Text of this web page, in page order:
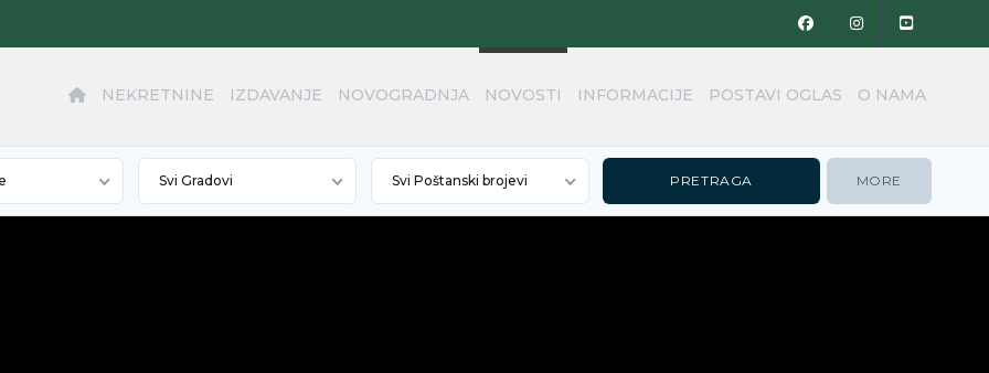
NEKRETNINE IZDAVANJE NOVOGRADNJA NOVOSTI INFORMACIJE POSTAVI OGLAS O NAMA
Svi Gradovi Svi Poštanski brojevi MORE